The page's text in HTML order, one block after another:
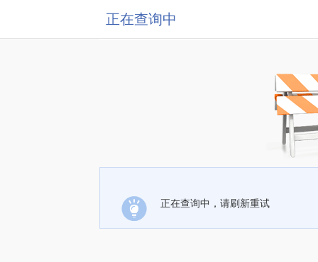
正在查询中
正在查询中，请刷新重试